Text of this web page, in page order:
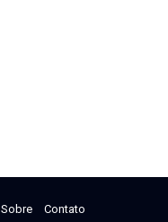
Sobre Contato